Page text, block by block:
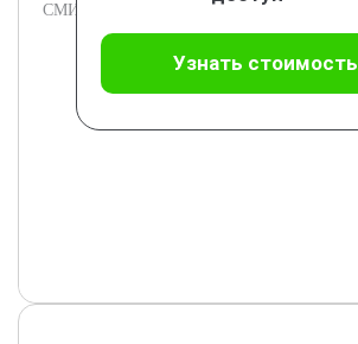
СМИ.
Узнать стоимость